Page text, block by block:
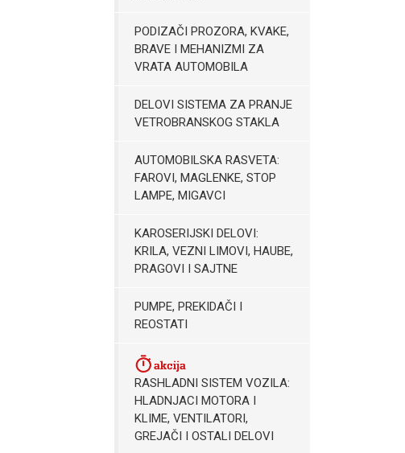
PODIZAČI PROZORA, KVAKE,
BRAVE I MEHANIZMI ZA
VRATA AUTOMOBILA
DELOVI SISTEMA ZA PRANJE
VETROBRANSKOG STAKLA
AUTOMOBILSKA RASVETA:
FAROVI, MAGLENKE, STOP
LAMPE, MIGAVCI
KAROSERIJSKI DELOVI:
KRILA, VEZNI LIMOVI, HAUBE,
PRAGOVI I SAJTNE
PUMPE, PREKIDAČI I
REOSTATI
RASHLADNI SISTEM VOZILA:
HLADNJACI MOTORA I
KLIME, VENTILATORI,
GREJAČI I OSTALI DELOVI